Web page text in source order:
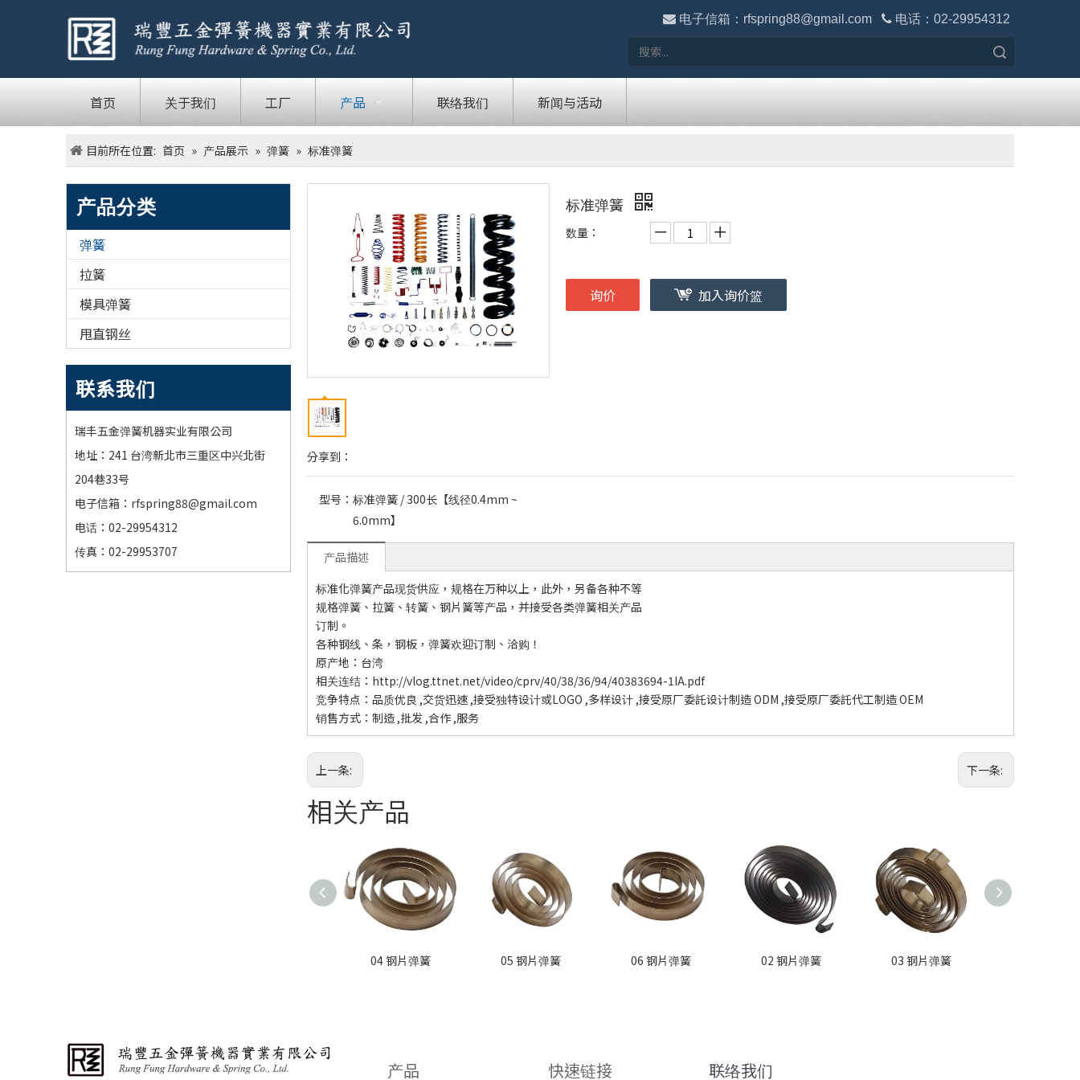
 电子信箱： rfspring88@gmail.com  电话：02-29954312
首页 关于我们 工厂 产品 联络我们 新闻与活动
目前所在位置: 首页 » 产品展示 » 弹簧 » 标准弹簧
产品分类
弹簧
拉簧
模具弹簧
甩直钢丝
联系我们
瑞丰五金弹簧机器实业有限公司
地址：241 台湾新北市三重区中兴北街
204巷33号
电子信箱： rfspring88@gmail.com
电话：02-29954312
传真：02-29953707
分享到：
标准弹簧
数量：
询价 加入询价篮
型号： 标准弹簧 / 300长【线径0.4mm ~
6.0mm】
产品描述
标准化弹簧产品现货供应，规格在万种以上，此外，另备各种不等
规格弹簧、拉簧、转簧、钢片簧等产品，并接受各类弹簧相关产品
订制。
各种钢线、条，钢板，弹簧欢迎订制、洽购！
原产地：台湾
相关连结：http://vlog.ttnet.net/video/cprv/40/38/36/94/40383694-1IA.pdf
竞争特点：品质优良 ,交货迅速 ,接受独特设计或LOGO ,多样设计 ,接受原厂委託设计制造 ODM ,接受原厂委託代工制造 OEM
销售方式：制造 ,批发 ,合作 ,服务
上一条: 下一条:
相关产品
04 钢片弹簧 05 钢片弹簧 06 钢片弹簧 02 钢片弹簧 03 钢片弹簧
产品 快速链接 联络我们